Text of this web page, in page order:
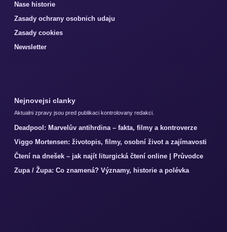
Nase historie
Zasady ochrany osobnich udaju
Zasady cookies
Newsletter
Nejnovejsi clanky
Aktualni zpravy jsou pred publikaci kontrolovany redakci.
Deadpool: Marvelův antihrdina – fakta, filmy a kontroverze
Viggo Mortensen: životopis, filmy, osobní život a zajímavosti
Čtení na dnešek – jak najít liturgická čtení online | Průvodce
Zupa / Župa: Co znamená? Významy, historie a polévka